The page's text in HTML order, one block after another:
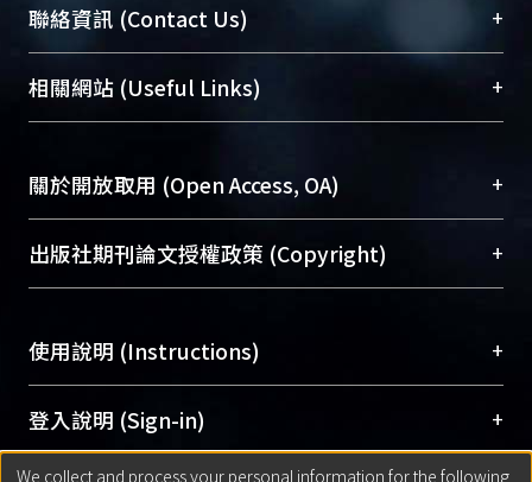
臺大位居世界頂尖大學之列，為永久珍藏及向國際
展現本校豐碩的研究成果及學術能量，圖書館整合
機構典藏（NTUR）與學術庫（AH）不同功能平
台，成為臺大學術典藏NTU scholars。期能整合研
成果。
To permanently archive and promote researcher
profiles and scholarly works, Library integrates the
services of “NTU Repository” with “Academic
聯絡資訊 (Contact Us) +
總館學科館員(Main Library)
醫學圖書館學科館員(Medical Library)
Sciences Library)
相關網站 (Useful Links) +
關於開放取用 (Open Access, OA) +
開放取用是從使用者角度提升資訊取用性的社會運
動，應用在學術研究上是透過將研究著作公開供使
用逐年攀升。同時可加速研究發展、提升研究影響
Archive）平台。 （點選深入了解OA）
出版社期刊論文授權政策 (Copyright) +
含部分內容的版權非匯入者所有，或由第三方贊
助與合作完成，請確認該版權所有者及第三方同
意提供此授權。
Please represent that the submission is your
original work, and that you have the right to
使用說明 (Instructions) +
網站簡介(Quickstart Guide)
使用手冊(Instruction Manual)
登入說明 (Sign-in) +
We collect and process your personal information for the following